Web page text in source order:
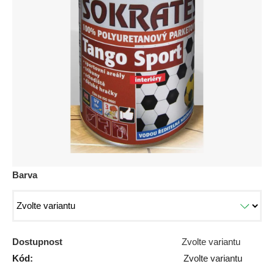
Barva
Dostupnost
Zvolte variantu
Kód:
Zvolte variantu